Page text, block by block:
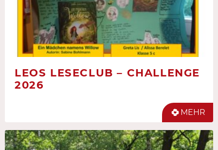
LEOS LESECLUB – CHALLENGE
2026
MEHR